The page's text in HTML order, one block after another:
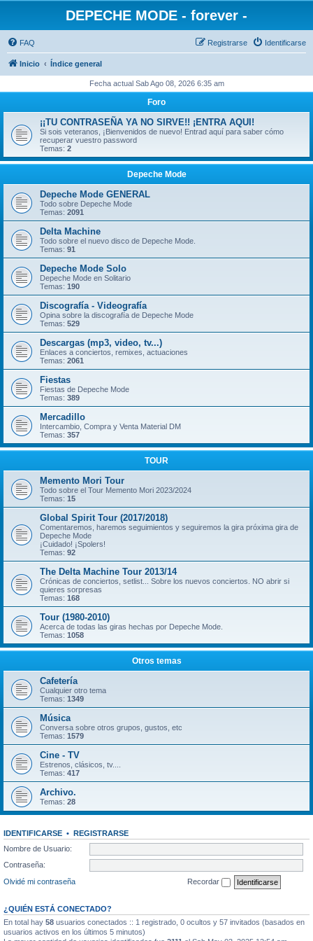
DEPECHE MODE - forever -
FAQ Identificarse
Registrarse
Inicio Índice general
Fecha actual Sab Ago 08, 2026 6:35 am
Foro
¡¡TU CONTRASEÑA YA NO SIRVE!! ¡ENTRA AQUI!
Si sois veteranos, ¡Bienvenidos de nuevo! Entrad aquí para saber cómo
recuperar vuestro password
Temas: 2
Depeche Mode
Depeche Mode GENERAL
Todo sobre Depeche Mode
Temas: 2091
Delta Machine
Todo sobre el nuevo disco de Depeche Mode.
Temas: 91
Depeche Mode Solo
Depeche Mode en Solitario
Temas: 190
Discografía - Videografía
Opina sobre la discografía de Depeche Mode
Temas: 529
Descargas (mp3, video, tv...)
Enlaces a conciertos, remixes, actuaciones
Temas: 2061
Fiestas
Fiestas de Depeche Mode
Temas: 389
Mercadillo
Intercambio, Compra y Venta Material DM
Temas: 357
TOUR
Memento Mori Tour
Todo sobre el Tour Memento Mori 2023/2024
Temas: 15
Global Spirit Tour (2017/2018)
Comentaremos, haremos seguimientos y seguiremos la gira próxima gira de
Depeche Mode
¡Cuidado! ¡Spolers!
Temas: 92
The Delta Machine Tour 2013/14
Crónicas de conciertos, setlist... Sobre los nuevos conciertos. NO abrir si
quieres sorpresas
Temas: 168
Tour (1980-2010)
Acerca de todas las giras hechas por Depeche Mode.
Temas: 1058
Otros temas
Cafetería
Cualquier otro tema
Temas: 1349
Música
Conversa sobre otros grupos, gustos, etc
Temas: 1579
Cine - TV
Estrenos, clásicos, tv....
Temas: 417
Archivo.
Temas: 28
IDENTIFICARSE • REGISTRARSE
Nombre de Usuario:
Contraseña:
Olvidé mi contraseña
Recordar
¿QUIÉN ESTÁ CONECTADO?
En total hay 58 usuarios conectados :: 1 registrado, 0 ocultos y 57 invitados (basados en
usuarios activos en los últimos 5 minutos)